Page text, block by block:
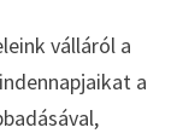
válláról a
a